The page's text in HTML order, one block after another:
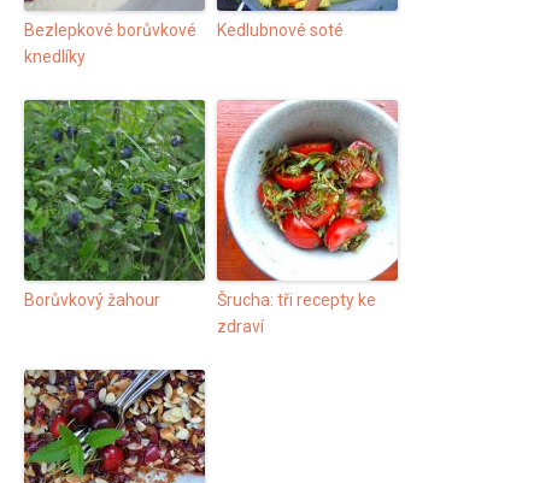
Bezlepkové borůvkové
knedlíky
Kedlubnové soté
Borůvkový žahour
Šrucha: tři recepty ke
zdraví